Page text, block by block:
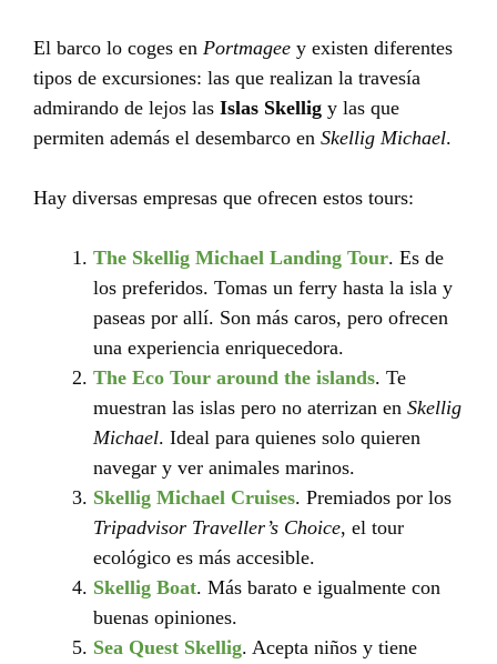
El barco lo coges en Portmagee y existen diferentes
tipos de excursiones: las que realizan la travesía
admirando de lejos las Islas Skellig y las que
permiten además el desembarco en Skellig Michael.
Hay diversas empresas que ofrecen estos tours:
The Skellig Michael Landing Tour. Es de
los preferidos. Tomas un ferry hasta la isla y
paseas por allí. Son más caros, pero ofrecen
una experiencia enriquecedora.
The Eco Tour around the islands. Te
muestran las islas pero no aterrizan en Skellig
Michael. Ideal para quienes solo quieren
navegar y ver animales marinos.
Skellig Michael Cruises. Premiados por los
Tripadvisor Traveller’s Choice, el tour
ecológico es más accesible.
Skellig Boat. Más barato e igualmente con
buenas opiniones.
Sea Quest Skellig. Acepta niños y tiene